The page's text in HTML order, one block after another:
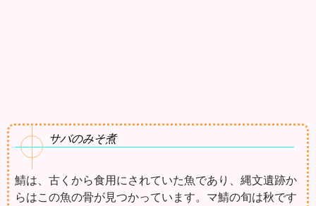
サバのみそ煮
鯖は、古くから食用にされていた魚であり、縄文遺跡か
らはこの魚の骨が見つかっています。マ鯖の旬は秋です